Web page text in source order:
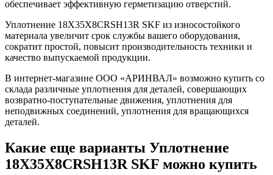
обеспечивает эффективную герметизацию отверстий.
Уплотнение 18X35X8CRSH13R SKF из износостойкого
материала увеличит срок службы вашего оборудования,
сократит простой, повысит производительность техники и
качество выпускаемой продукции.
В интернет-магазине ООО «АРИНВАЛ» возможно купить со
склада различные уплотнения для деталей, совершающих
возвратно-поступательные движения, уплотнения для
неподвижных соединений, уплотнения для вращающихся
деталей.
Какие еще варианты Уплотнение
18X35X8CRSH13R SKF можно купить